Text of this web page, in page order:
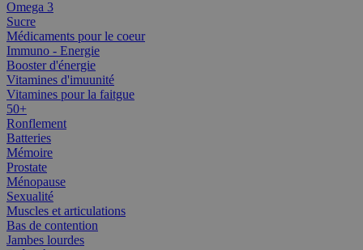
Omega 3
Sucre
Médicaments pour le coeur
Immuno - Energie
Booster d'énergie
Vitamines d'imuunité
Vitamines pour la faitgue
50+
Ronflement
Batteries
Mémoire
Prostate
Ménopause
Sexualité
Muscles et articulations
Bas de contention
Jambes lourdes